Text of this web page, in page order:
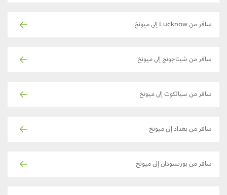
سافر من Lucknow إلى ميونخ
سافر من شيتاجونج إلى ميونخ
سافر من سيالكوت إلى ميونخ
سافر من بغداد إلى ميونخ
سافر من بورتسودان إلى ميونخ